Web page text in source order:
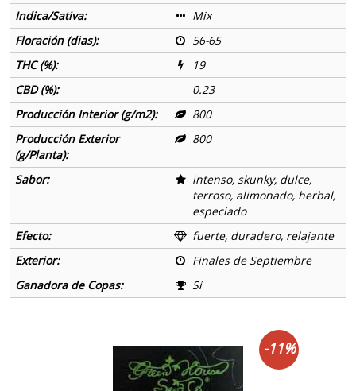
Indica/Sativa:
Mix
Floración (dias):
56-65
THC (%):
19
CBD (%):
0.23
Producción Interior (g/m2):
800
Producción Exterior
(g/Planta):
800
Sabor:
intenso, skunky, dulce,
terroso, alimonado, herbal,
especiado
Efecto:
fuerte, duradero, relajante
Exterior:
Finales de Septiembre
Ganadora de Copas:
Sí
-11%